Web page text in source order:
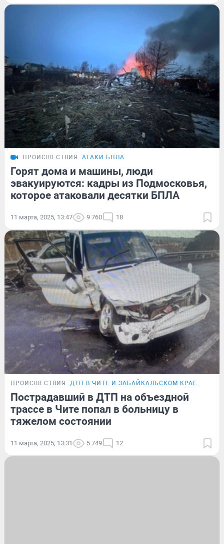
ПРОИСШЕСТВИЯ АТАКИ БПЛА
Горят дома и машины, люди
эвакуируются: кадры из Подмосковья,
которое атаковали десятки БПЛА
11 марта, 2025, 13:47 9 760 18
ПРОИСШЕСТВИЯ ДТП В ЧИТЕ И ЗАБАЙКАЛЬСКОМ КРАЕ
Пострадавший в ДТП на объездной
трассе в Чите попал в больницу в
тяжелом состоянии
11 марта, 2025, 13:31 5 749 12